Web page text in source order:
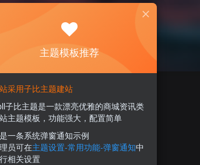
主题模板推荐
采用子比主题建站
子比主题是一款漂亮优雅的商城资讯类
主题模板，功能强大，配置简单
一条系统弹窗通知示例
员可在主题设置-常用功能-弹窗通知中
相关设置